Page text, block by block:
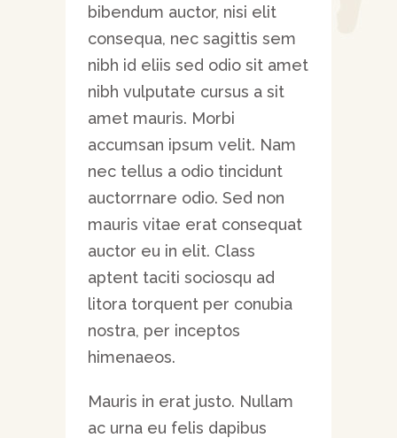
bibendum auctor, nisi elit
consequa, nec sagittis sem
nibh id eliis sed odio sit amet
nibh vulputate cursus a sit
amet mauris. Morbi
accumsan ipsum velit. Nam
nec tellus a odio tincidunt
auctorrnare odio. Sed non
mauris vitae erat consequat
auctor eu in elit. Class
aptent taciti sociosqu ad
litora torquent per conubia
nostra, per inceptos
himenaeos.
Mauris in erat justo. Nullam
ac urna eu felis dapibus